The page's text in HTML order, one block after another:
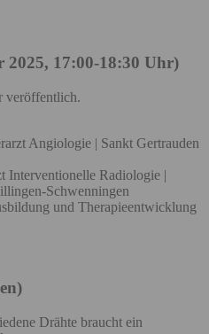
2025, 17:00-18:30 Uhr)
veröffentlich.
Angiologie | Sankt Gertrauden
Interventionelle Radiologie |
Schwenningen
und Therapieentwicklung
Drähte braucht ein